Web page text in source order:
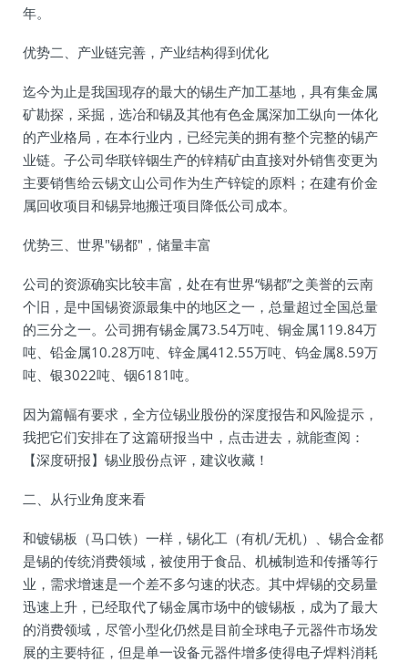
年。
优势二、产业链完善，产业结构得到优化
迄今为止是我国现存的最大的锡生产加工基地，具有集金属
矿勘探，采掘，选冶和锡及其他有色金属深加工纵向一体化
的产业格局，在本行业内，已经完美的拥有整个完整的锡产
业链。子公司华联锌铟生产的锌精矿由直接对外销售变更为
主要销售给云锡文山公司作为生产锌锭的原料；在建有价金
属回收项目和锡异地搬迁项目降低公司成本。
优势三、世界"锡都"，储量丰富
公司的资源确实比较丰富，处在有世界“锡都”之美誉的云南
个旧，是中国锡资源最集中的地区之一，总量超过全国总量
的三分之一。公司拥有锡金属73.54万吨、铜金属119.84万
吨、铅金属10.28万吨、锌金属412.55万吨、钨金属8.59万
吨、银3022吨、铟6181吨。
因为篇幅有要求，全方位锡业股份的深度报告和风险提示，
我把它们安排在了这篇研报当中，点击进去，就能查阅：
【深度研报】锡业股份点评，建议收藏！
二、从行业角度来看
和镀锡板（马口铁）一样，锡化工（有机/无机）、锡合金都
是锡的传统消费领域，被使用于食品、机械制造和传播等行
业，需求增速是一个差不多匀速的状态。其中焊锡的交易量
迅速上升，已经取代了锡金属市场中的镀锡板，成为了最大
的消费领域，尽管小型化仍然是目前全球电子元器件市场发
展的主要特征，但是单一设备元器件增多使得电子焊料消耗